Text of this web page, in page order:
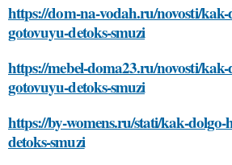
https://dom-na-vodah.ru/novosti/
gotovuyu-detoks-smuzi
https://mebel-doma23.ru/novosti/
gotovuyu-detoks-smuzi
https://by-womens.ru/stati/kak-
detoks-smuzi